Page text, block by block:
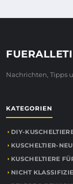
Nachrichten, Tipps
KATEGORIEN
DIY-
KUSCHELTIER-
KUSCHELTIERE
NICHT